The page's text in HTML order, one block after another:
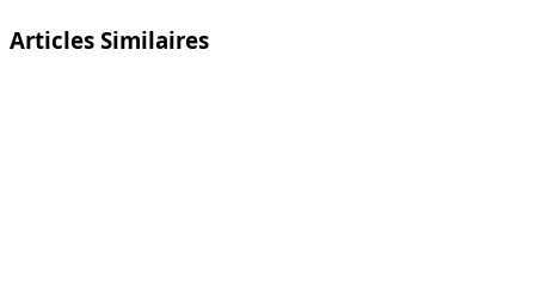
Articles Similaires